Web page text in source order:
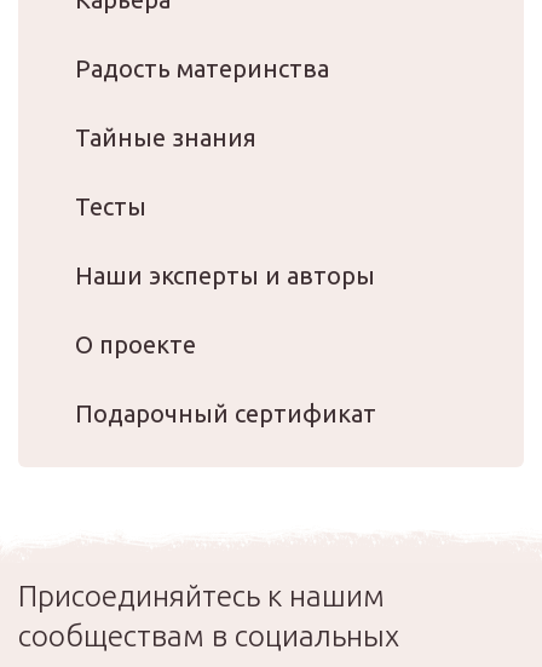
Радость материнства
Тайные знания
Тесты
Наши эксперты и авторы
О проекте
Подарочный сертификат
Присоединяйтесь к нашим
сообществам в социальных